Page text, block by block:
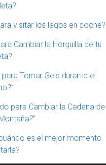
visitar los lagos en coche?
Cambiar la Horquilla de tu
Tomar Gels durante el
para Cambiar la Cadena de
es el mejor momento